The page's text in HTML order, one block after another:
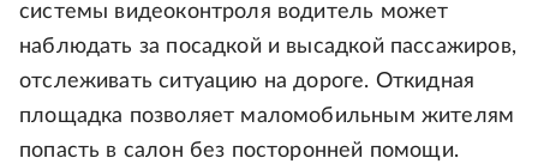
системы видеоконтроля водитель может
наблюдать за посадкой и высадкой пассажиров,
отслеживать ситуацию на дороге. Откидная
площадка позволяет маломобильным жителям
попасть в салон без посторонней помощи.